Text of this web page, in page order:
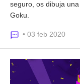
seguro, os dibuja
Goku.
• 03 feb 2020